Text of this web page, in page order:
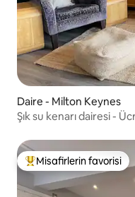
Daire - Milton Keynes
Şık su kenarı dairesi -
Misafirlerin
Misafirlerin favorisi